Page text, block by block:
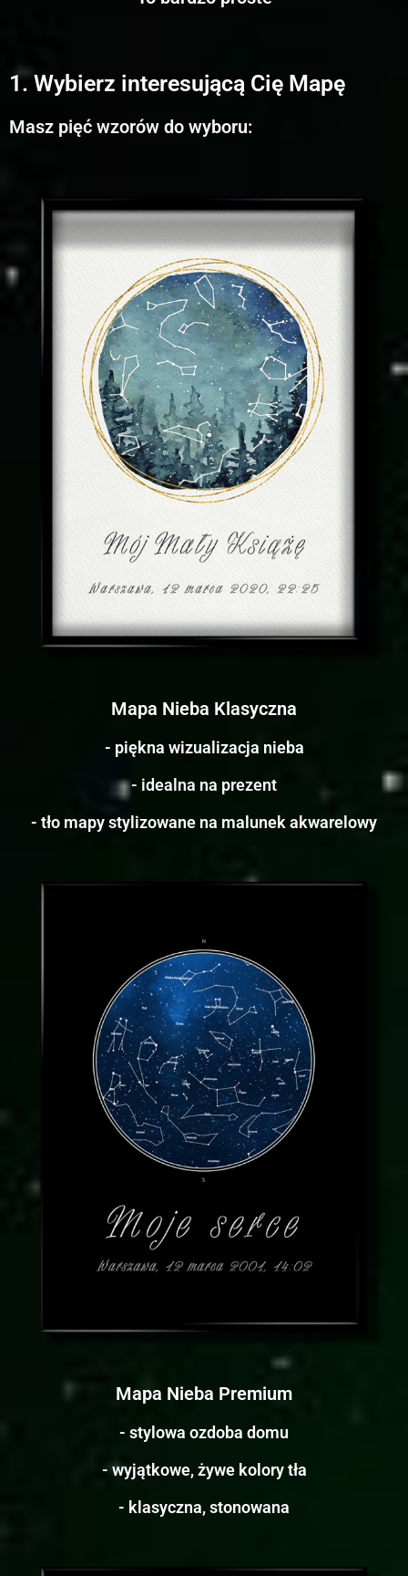
1. Wybierz interesującą Cię Mapę
Masz pięć wzorów do wyboru:
Mapa Nieba Klasyczna
- piękna wizualizacja nieba
- idealna na prezent
- tło mapy stylizowane na malunek akwarelowy
Mapa Nieba Premium
- stylowa ozdoba domu
- wyjątkowe, żywe kolory tła
- klasyczna, stonowana